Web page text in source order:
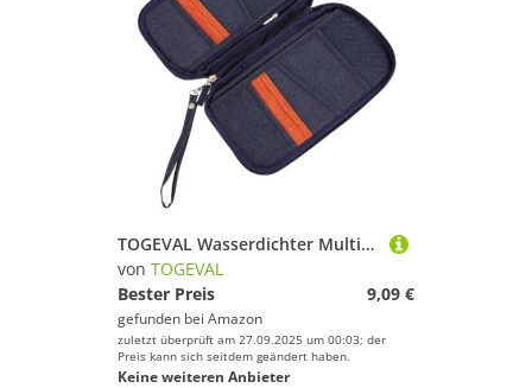
Skateboarding
Snowboard
Sportausrüstung
Sportausstattung
Sportbekleidung
TOGEVAL Wasserdichter Multifunktionaler Reise dokumentenbeutel mit Großem Fassungsvermögen Portabler Passport Organizer für Ausweise Kreditkarten und Bargeld Praktische Tasche für Reisen
von TOGEVAL
Bester Preis
9,09 €
gefunden bei Amazon
zuletzt überprüft am 27.09.2025 um 00:03; der
Preis kann sich seitdem geändert haben.
Keine weiteren Anbieter